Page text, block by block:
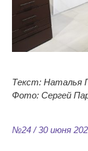
Текст: Наталья
Фото: Сергей
№24 / 30 июня